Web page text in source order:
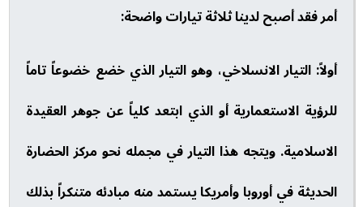
أمر فقد أصبح لدينا ثلاثة تيارات واضحة:
أولاً: التيار الانسلاخي، وهو التيار الذي خضع خضوعاً تاماً
للرؤية الاستعمارية أو الذي ابتعد كلياً عن جوهر العقيدة
الاسلامية. ويتجه هذا التيار في مجمله نحو مركز الحضارة
الحديثة في أوروبا وأمريكا يستمد منه مبادئه متنكراً بذلك